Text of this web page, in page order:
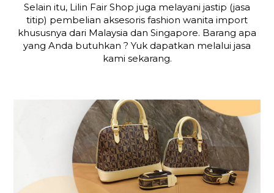
Selain itu, Lilin Fair Shop juga melayani jastip (jasa
titip) pembelian aksesoris fashion wanita import
khususnya dari Malaysia dan Singapore. Barang apa
yang Anda butuhkan ? Yuk dapatkan melalui jasa
kami sekarang.